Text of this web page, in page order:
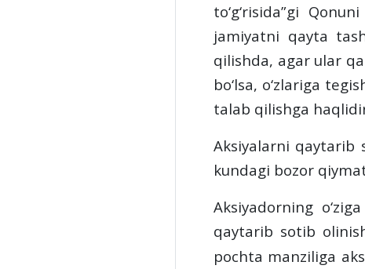
to‘g‘risida”gi
jamiyatni qayta
qilishda, agar ular
bo‘lsa, o‘zlariga
talab qilishga
Aksiyalarni qaytarib
kundagi bozor
Aksiyadorning
qaytarib sotib
pochta manziliga